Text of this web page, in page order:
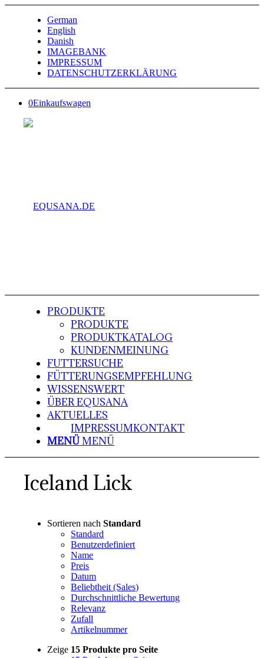
German
English
Danish
IMAGEBANK
IMPRESSUM
DATENSCHUTZERKLÄRUNG
0Einkaufswagen
PRODUKTE
PRODUKTE
PRODUKTKATALOG
KUNDENMEINUNG
FUTTERSUCHE
FÜTTERUNGSEMPFEHLUNG
WISSENSWERT
ÜBER EQUSANA
AKTUELLES
KONTAKT
IMPRESSUM
MENÜ MENÜ
Iceland Lick
Sortieren nachStandard
Standard
Benutzerdefiniert
Name
Preis
Datum
Beliebtheit (Sales)
Durchschnittliche Bewertung
Relevanz
Zufall
Artikelnummer
Zeige 15 Produkte pro Seite